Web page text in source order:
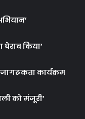
किया’
कार्यक्रम
को मंजूरी’